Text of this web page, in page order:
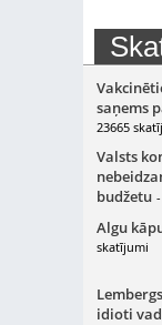
saņems
23665
Valsts
budžetu
Algu
skatījumi
idioti